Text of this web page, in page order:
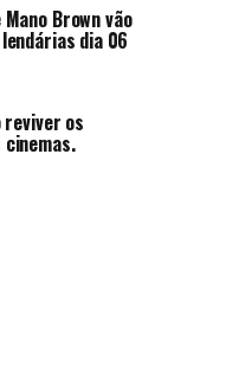
Brown vão
dia 06
reviver os